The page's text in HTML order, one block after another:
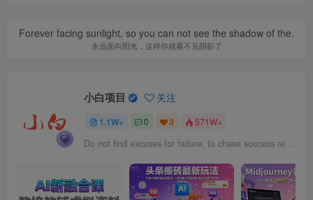
Forever facing sunlight, so you can not see the shadow of the.
永远面向阳光，这样你就看不见阴影了
小白项目 关注
1.1W+ 0 3 571W+
Do not find excuses for failure, to chase success reasons.